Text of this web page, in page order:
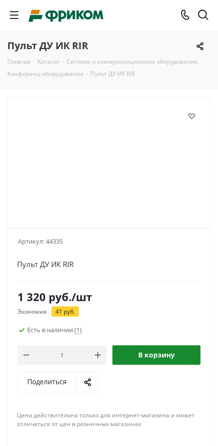
Пульт ДУ ИК RIR
Главная - Каталог - Сетевое и коммуникационное оборудование -
Конференц-оборудование - Пульт ДУ ИК RIR
Артикул:44335
Пульт ДУ ИК RIR
1 320 руб./шт
Экономия 41 руб.
Есть в наличии (1)
В корзину
Поделиться
Цена действительна только для интернет-магазина и может
отличаться от цен в розничных магазинах